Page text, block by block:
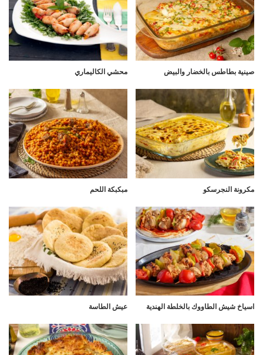
صينية بطاطس بالخضار والبيض محشي الكاليماري
مكرونة النجرسكو مبكبكة اللحم
اسياخ شيش الطاووك بالخلطة الهندية عيش الطاسة